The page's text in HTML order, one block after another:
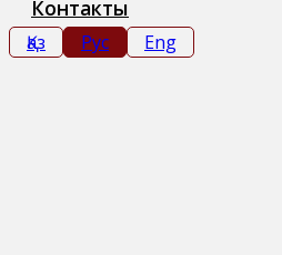
Контакты
Қаз Рус Eng